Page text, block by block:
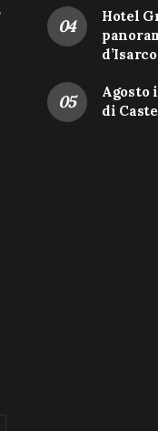
Hotel
d’Isarco
Agosto
di